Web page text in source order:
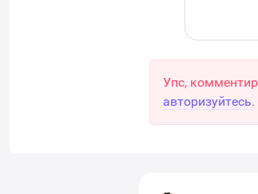
Упс,
авторизуйтесь.